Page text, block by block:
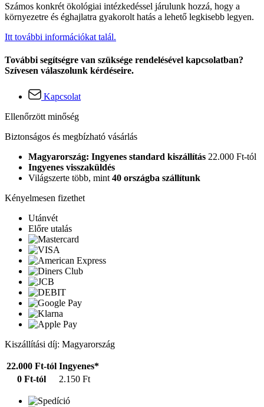
Számos konkrét ökológiai intézkedéssel járulunk hozzá, hogy a
környezetre és éghajlatra gyakorolt hatás a lehető legkisebb legyen.
Itt további információkat talál.
További segítségre van szüksége rendelésével kapcsolatban?
Szívesen válaszolunk kérdéseire.
Kapcsolat
Ellenőrzött minőség
Biztonságos és megbízható vásárlás
Magyarország: Ingyenes standard kiszállítás 22.000 Ft-tól
Ingyenes visszaküldés
Világszerte több, mint 40 országba szállítunk
Kényelmesen fizethet
Utánvét
Előre utalás
Kiszállítási díj: Magyarország
22.000 Ft-tól Ingyenes*
0 Ft-tól
2.150 Ft